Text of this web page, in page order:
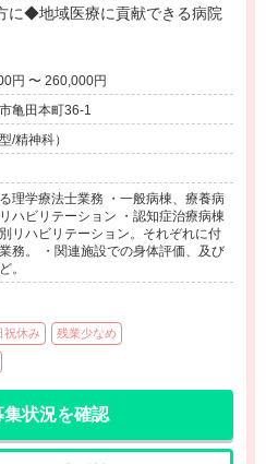
に◆地域医療に貢献できる病院
月給 230,000円 〜 260,000円
亀田本町36-1
/精神科）
理学療法士業務 ・一般病棟、療養病
ハビリテーション ・認知症治療病棟
リハビリテーション。それぞれに付
務。 ・関連施設での身体評価、及び
。
祝休み 残業少なめ
集状況を確認